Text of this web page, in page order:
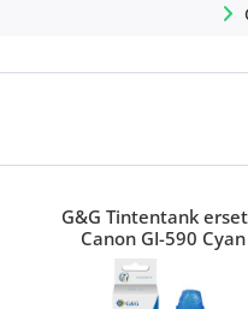
G&G Tintentank
Canon GI-590 Cyan